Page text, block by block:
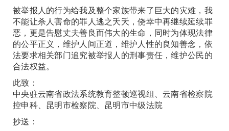
被举报人的行为给我及整个家族带来了巨大的灾难，我
不能让杀人害命的罪人逃之夭夭，侥幸中再继续延续罪
恶，更是告慰丈夫善良而伟大的生命，同时为体现法律
的公平正义，维护人间正道，维护人性的良知善念，依
法要求相关部门追究被举报人的刑事责任，维护公民的
合法权益。
此致：
中央驻云南省政法系统教育整顿巡视组、云南省检察院
控申科、昆明市检察院、昆明市中级法院
抄送：